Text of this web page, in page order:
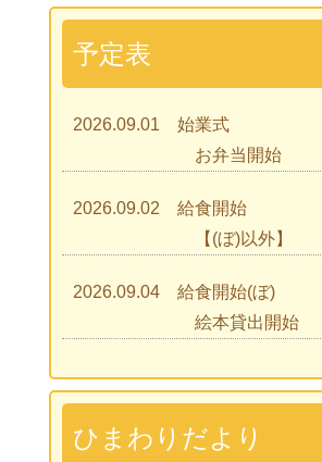
予定表
2026.09.01 始業式
お弁当開始
2026.09.02 給食開始
【(ぼ)以外】
2026.09.04 給食開始(ぼ)
絵本貸出開始
2026.09.07 ひまわりであそぼう
2026.09.09 見学会
ひまわりだより